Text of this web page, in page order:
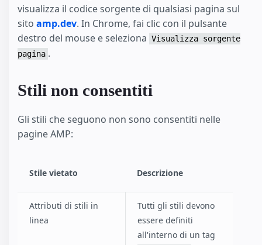
visualizza il codice sorgente di qualsiasi pagina sul
sito amp.dev. In Chrome, fai clic con il pulsante
destro del mouse e seleziona Visualizza sorgente
pagina .
Stili non consentiti
Gli stili che seguono non sono consentiti nelle
pagine AMP:
Stile vietato Descrizione
Attributi di stili in
linea
Tutti gli stili devono
essere definiti
all'interno di un tag